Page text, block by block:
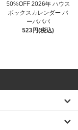
50%OFF 2026年 ハウス
ボックスカレンダー バ
ーバパパ
523円(税込)